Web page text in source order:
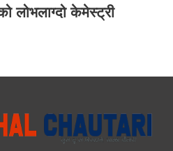
लोभलाग्दो केमेस्ट्री